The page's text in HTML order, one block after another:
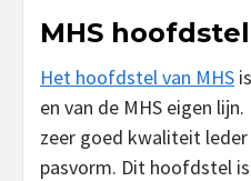
MHS hoofdstel
Het hoofdstel van MHS
en van de MHS eigen
zeer goed kwaliteit
pasvorm. Dit hoofdstel